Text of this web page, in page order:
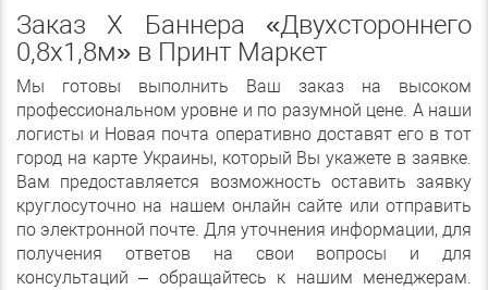
Заказ Х Баннера «Двухстороннего
0,8х1,8м» в Принт Маркет
Мы готовы выполнить Ваш заказ на высоком
профессиональном уровне и по разумной цене. А наши
логисты и Новая почта оперативно доставят его в тот
город на карте Украины, который Вы укажете в заявке.
Вам предоставляется возможность оставить заявку
круглосуточно на нашем онлайн сайте или отправить
по электронной почте. Для уточнения информации, для
получения ответов на свои вопросы и для
консультаций – обращайтесь к нашим менеджерам.